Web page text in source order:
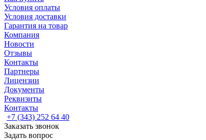
Условия оплаты
Условия доставки
Гарантия на товар
Компания
Новости
Отзывы
Контакты
Партнеры
Лицензии
Документы
Реквизиты
Контакты
+7 (343) 252 64 40
Заказать звонок
Задать вопрос